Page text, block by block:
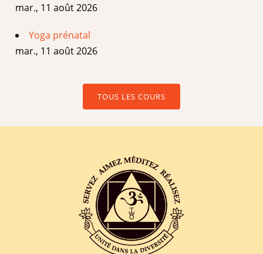
mar., 11 août 2026
Yoga prénatal
mar., 11 août 2026
TOUS LES COURS